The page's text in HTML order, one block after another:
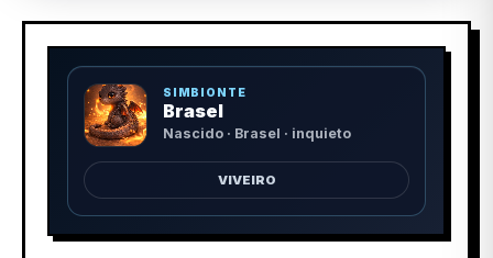
SIMBIONTE
Brasel
Nascido · Brasel · inquieto
VIVEIRO